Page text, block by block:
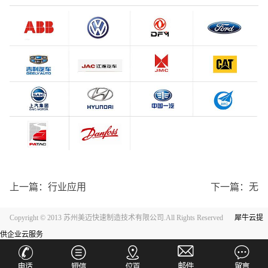
上一篇： 行业应用 下一篇：无
Copyright © 2013 苏州美迈快速制造技术有限公司.All Rights Reserved
犀牛云提
供企业云服务